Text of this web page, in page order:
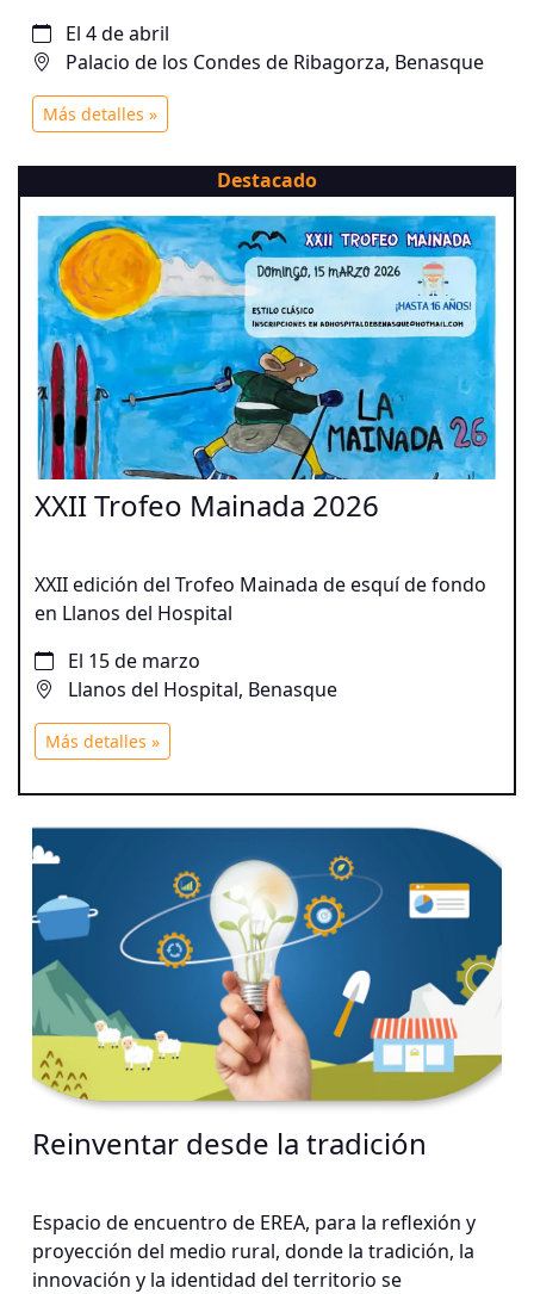
El 4 de abril
Palacio de los Condes de Ribagorza, Benasque
Más detalles »
Destacado
XXII Trofeo Mainada 2026
XXII edición del Trofeo Mainada de esquí de fondo
en Llanos del Hospital
El 15 de marzo
Llanos del Hospital, Benasque
Más detalles »
Reinventar desde la tradición
Espacio de encuentro de EREA, para la reflexión y
proyección del medio rural, donde la tradición, la
innovación y la identidad del territorio se